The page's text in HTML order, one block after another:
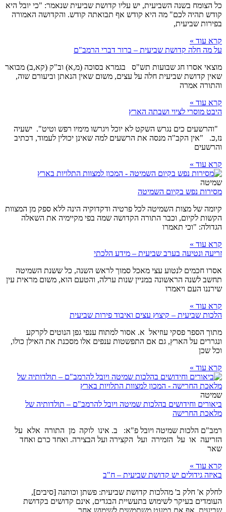
כל הצומח בשנה השביעית, יש עליו קדושת שביעית שנאמר: "כי יובל היא
קודש תהיה לכם" מה היא קודש אף תבואתה קודש. והקדושה האמורה
בפירות שביעית,
קרא עוד »
על מה חלה קדושת שביעית – ברור דברי הרמב"ם
מוצאי אסרו חג שבועות תש"ס בגמרא בסוכה (מ,א) וב"ק (קא,ב) מבואר
שאין קדושת שביעית חלה על עצים, משום שאין הנאתן וביעורם שוה,
והתורה אמרה
קרא עוד »
היבט מוסרי לציוי ושבתה הארץ
"והרשעים כים נגרש השקט לא יוכל ויגרשו מימיו רפש וטיט". ישעיה
נז,כ. "אין הקב"ה מנסה את הרשעים למה שאינן יכולין לעמוד, דכתיב
והרשעים
קרא עוד »
שמיטה
מסירות נפש בקיום השמיטה
קיומה של מצות השמיטה לכל פרטיה ודקדוקיה הינה ללא ספק מן המצוות
הקשות לקיום, וכבר התורה הקדושה שמה בפי מקיימיה את השאלה
הגדולה: "וכי תאמרו
קרא עוד »
זריעה ונטיעה בערב שביעית – מידע הלכתי
אסרו חכמים לנטוע עצי מאכל סמוך לראש השנה, כל ששנת השמיטה
תחשב לשנה הראשונה במניין שנות ערלה, והטעם הוא, משום מראית עין
שירננו העם ויאמרו
קרא עוד »
הלכות שביעית – קיצוץ עצים ואיבוד פירות שביעית
מתוך הספר פסקי עוזיאל א. אסור למתוח ענפי גפן הנוטים לקרקע
ונגררים על הארץ, גם אם התפשטות ענפים אלו מסכנת את האילן כולו,
וכל שכן
קרא עוד »
שמיטה
ביאורים וחידושים בהלכות שמיטה ויובל להרמב"ם – תולדותיה של
מלאכת החרישה
רמב"ם הלכות שמיטה ויובל פ"א: ב. אינו לוקה מן התורה אלא על
הזריעה או על הזמירה ועל הקצירה ועל הבצירה. ואחד כרם ואחד
שאר
קרא עוד »
באיזה גידולים יש קדושת שביעית – ח"ב
לחלק א' חלק ב' מהלכות קדושת שביעית: פשתן וכותנה [סיבים],
העומדים בעיקר לשימוש בתעשיית הבגדים, אינם קדושים בקדושת
שביעית, אף אם במעט משתמשים לשימוש אחר.